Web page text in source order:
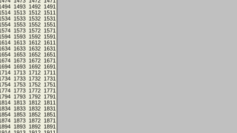
1491
1492
1493
1511
1512
1513
1531
1532
1533
1551
1552
1553
1571
1572
1573
1591
1592
1593
1611
1612
1613
1631
1632
1633
1651
1652
1653
1671
1672
1673
1691
1692
1693
1711
1712
1713
1731
1732
1733
1751
1752
1753
1771
1772
1773
1791
1792
1793
1811
1812
1813
1831
1832
1833
1851
1852
1853
1871
1872
1873
1891
1892
1893